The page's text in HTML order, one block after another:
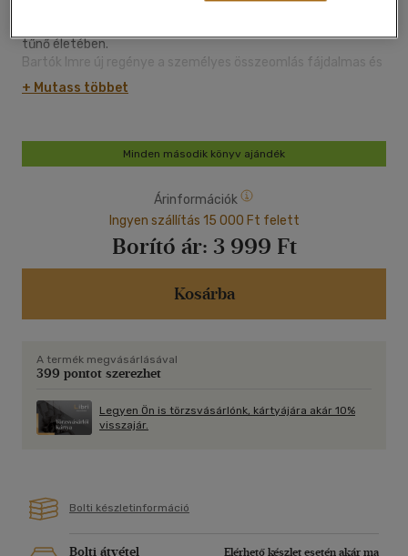
tűnő életében.
Bartók Imre új regénye a személyes összeomlás fájdalmas és
szarkasztikus krónikája. Vajon mi köze egymáshoz
Empedoklésznek és Gollamnak? Mi volt Goethe és Albert
Radamanthüsz király, és miért ilyen szomorú az emberi szív?
"Író vagyok - mondom magamat is meglepve, és kis híján
+ Mutass többet
Minden második könyv ajándék
Árinformációk
Ingyen szállítás 15 000 Ft felett
Borító ár: 3 999 Ft
Kosárba
A termék megvásárlásával
399 pontot szerezhet
Legyen Ön is törzsvásárlónk, kártyájára akár 10%
visszajár.
Bolti készletinformáció
Bolti átvétel
Elérhető készlet esetén akár ma